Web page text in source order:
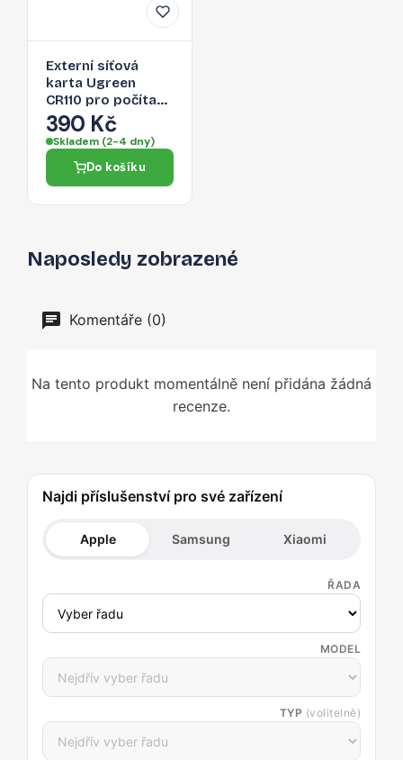
Externí síťová
karta Ugreen
CR110 pro počítač
a chytrý telefon -
černá
390 Kč
Skladem (2-4 dny)
Do košíku
Naposledy zobrazené
Komentáře (0)
Na tento produkt momentálně není přidána žádná
recenze.
Najdi příslušenství pro své zařízení
Apple Samsung Xiaomi
ŘADA
MODEL
TYP (volitelně)